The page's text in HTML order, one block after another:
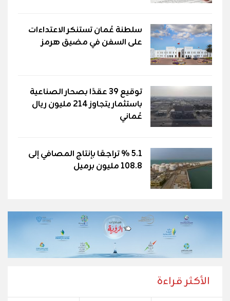
سلطنة عُمان تستنكر الاعتداءات
على السفن في مضيق هرمز
توقيع 39 عقدًا بصحار الصناعية
باستثمار يتجاوز 214 مليون ريال
عُماني
5.1 % تراجعًا بإنتاج المصافي إلى
108.8 مليون برميل
الأكثر قراءة